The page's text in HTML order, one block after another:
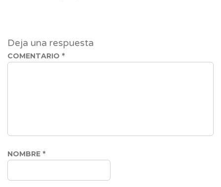
Deja una respuesta
COMENTARIO *
NOMBRE *